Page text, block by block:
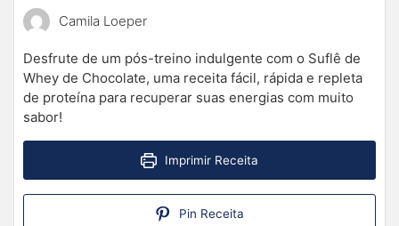
Camila Loeper
Desfrute de um pós-treino indulgente com o Suflê de
Whey de Chocolate, uma receita fácil, rápida e repleta
de proteína para recuperar suas energias com muito
sabor!
Imprimir Receita
Pin Receita